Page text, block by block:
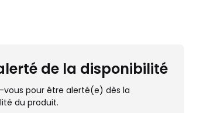
de la disponibilité
vous pour être alerté(e) dès la
du produit.